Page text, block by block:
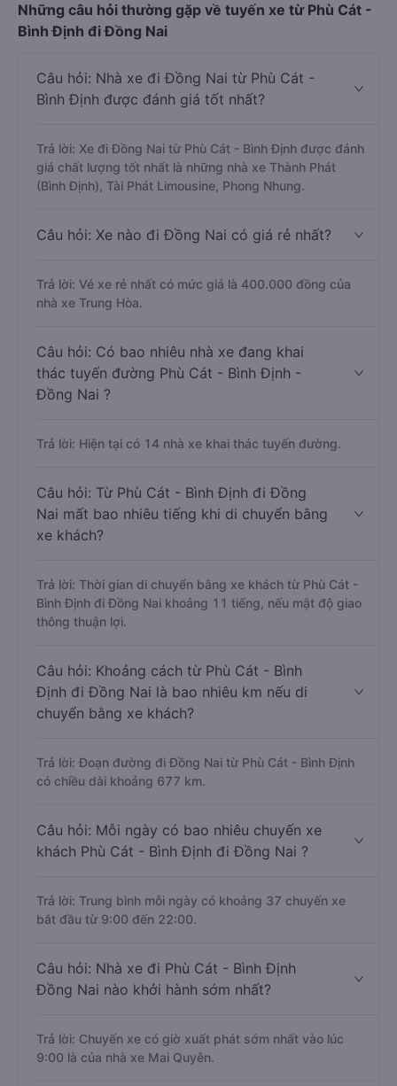
Những câu hỏi thường gặp về tuyến xe từ Phù Cát -
Bình Định đi Đồng Nai
Câu hỏi: Nhà xe đi Đồng Nai từ Phù Cát -
Bình Định được đánh giá tốt nhất?
Trả lời: Xe đi Đồng Nai từ Phù Cát - Bình Định được đánh
giá chất lượng tốt nhất là những nhà xe Thành Phát
(Bình Định), Tài Phát Limousine, Phong Nhung.
Câu hỏi: Xe nào đi Đồng Nai có giá rẻ nhất?
Trả lời: Vé xe rẻ nhất có mức giá là 400.000 đồng của
nhà xe Trung Hòa.
Câu hỏi: Có bao nhiêu nhà xe đang khai
thác tuyến đường Phù Cát - Bình Định -
Đồng Nai ?
Trả lời: Hiện tại có 14 nhà xe khai thác tuyến đường.
Câu hỏi: Từ Phù Cát - Bình Định đi Đồng
Nai mất bao nhiêu tiếng khi di chuyển bằng
xe khách?
Trả lời: Thời gian di chuyển bằng xe khách từ Phù Cát -
Bình Định đi Đồng Nai khoảng 11 tiếng, nếu mật độ giao
thông thuận lợi.
Câu hỏi: Khoảng cách từ Phù Cát - Bình
Định đi Đồng Nai là bao nhiêu km nếu di
chuyển bằng xe khách?
Trả lời: Đoạn đường đi Đồng Nai từ Phù Cát - Bình Định
có chiều dài khoảng 677 km.
Câu hỏi: Mỗi ngày có bao nhiêu chuyến xe
khách Phù Cát - Bình Định đi Đồng Nai ?
Trả lời: Trung bình mỗi ngày có khoảng 37 chuyến xe
bắt đầu từ 9:00 đến 22:00.
Câu hỏi: Nhà xe đi Phù Cát - Bình Định
Đồng Nai nào khởi hành sớm nhất?
Trả lời: Chuyến xe có giờ xuất phát sớm nhất vào lúc
9:00 là của nhà xe Mai Quyên.